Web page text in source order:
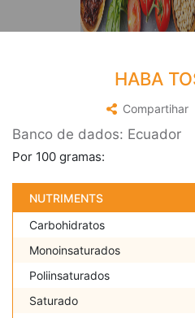
HABA
Compartihar
Banco de dados: Ecuador
Por 100 gramas:
NUTRIMENTS
Carbohidratos
Monoinsaturados
Poliinsaturados
Saturado